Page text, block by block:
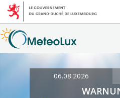
06.08.2026